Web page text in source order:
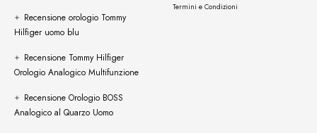
Recensione orologio Tommy
Hilfiger uomo blu
Recensione Tommy Hilfiger
Orologio Analogico Multifunzione
Recensione Orologio BOSS
Analogico al Quarzo Uomo
Termini e Condizioni